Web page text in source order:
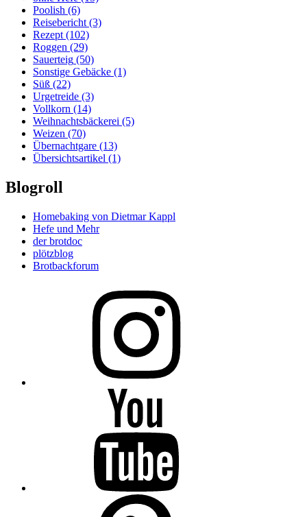
Poolish (6)
Reisebericht (3)
Rezept (102)
Roggen (29)
Sauerteig (50)
Sonstige Gebäcke (1)
Süß (22)
Urgetreide (3)
Vollkorn (14)
Weihnachtsbäckerei (5)
Weizen (70)
Übernachtgare (13)
Übersichtsartikel (1)
Blogroll
Homebaking von Dietmar Kappl
Hefe und Mehr
der brotdoc
plötzblog
Brotbackforum